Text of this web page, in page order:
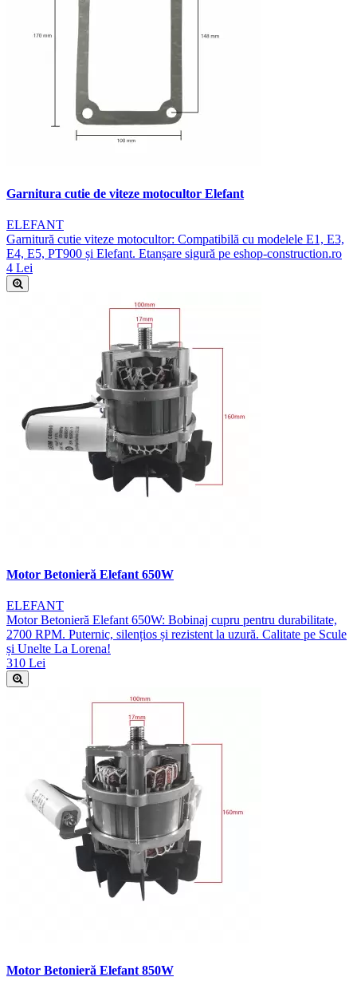
Garnitura cutie de viteze motocultor Elefant
ELEFANT
Garnitură cutie viteze motocultor: Compatibilă cu modelele E1, E3,
E4, E5, PT900 și Elefant. Etanșare sigură pe eshop-construction.ro
4 Lei
Motor Betonieră Elefant 650W
ELEFANT
Motor Betonieră Elefant 650W: Bobinaj cupru pentru durabilitate,
2700 RPM. Puternic, silențios și rezistent la uzură. Calitate pe Scule
și Unelte La Lorena!
310 Lei
Motor Betonieră Elefant 850W